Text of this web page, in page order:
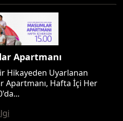
Apartmanı
Hikayeden Uyarlanan
Apartmanı, Hafta İçi Her